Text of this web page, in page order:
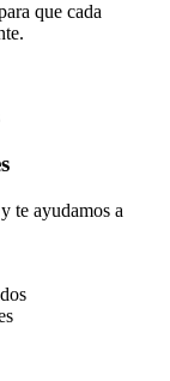
que cada
te ayudamos a